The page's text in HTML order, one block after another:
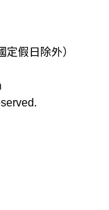
假日除外）